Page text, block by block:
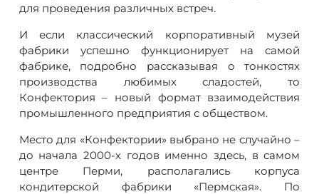
для проведения различных встреч.
И если классический корпоративный музей
фабрики успешно функционирует на самой
фабрике, подробно рассказывая о тонкостях
производства любимых сладостей, то
Конфектория – новый формат взаимодействия
промышленного предприятия с обществом.
Место для «Конфектории» выбрано не случайно –
до начала 2000-х годов именно здесь, в самом
центре Перми, располагались корпуса
кондитерской фабрики «Пермская». По